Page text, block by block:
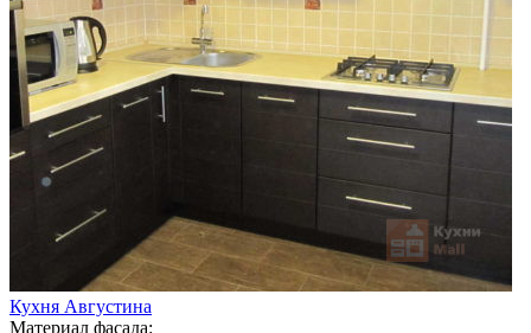
Кухня Августина
Материал фасада: